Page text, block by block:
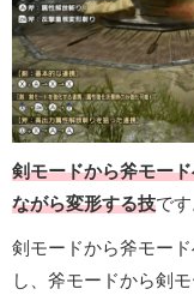
剣モードから斧モー
ながら変形する技です
剣モードから斧モー
し、斧モードから剣